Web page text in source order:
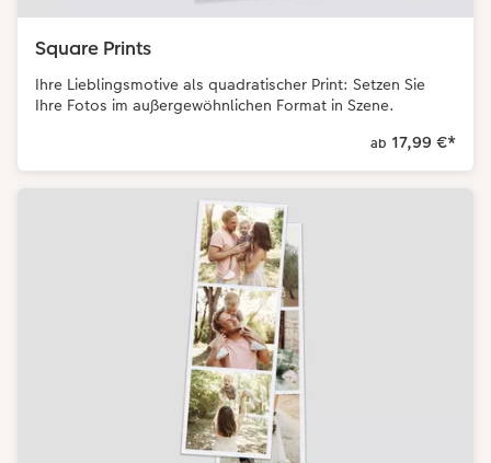
Square Prints
Ihre Lieblingsmotive als quadratischer Print: Setzen Sie
Ihre Fotos im außergewöhnlichen Format in Szene.
ab 17,99 €*